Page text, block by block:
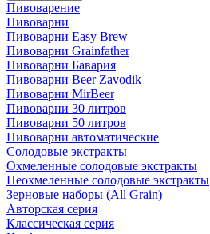
Пивоварение
Пивоварни
Пивоварни Easy Brew
Пивоварни Grainfather
Пивоварни Бавария
Пивоварни Beer Zavodik
Пивоварни MirBeer
Пивоварни 30 литров
Пивоварни 50 литров
Пивоварни автоматические
Солодовые экстракты
Охмеленные солодовые экстракты
Неохмеленные солодовые экстракты
Зерновые наборы (All Grain)
Авторская серия
Классическая серия